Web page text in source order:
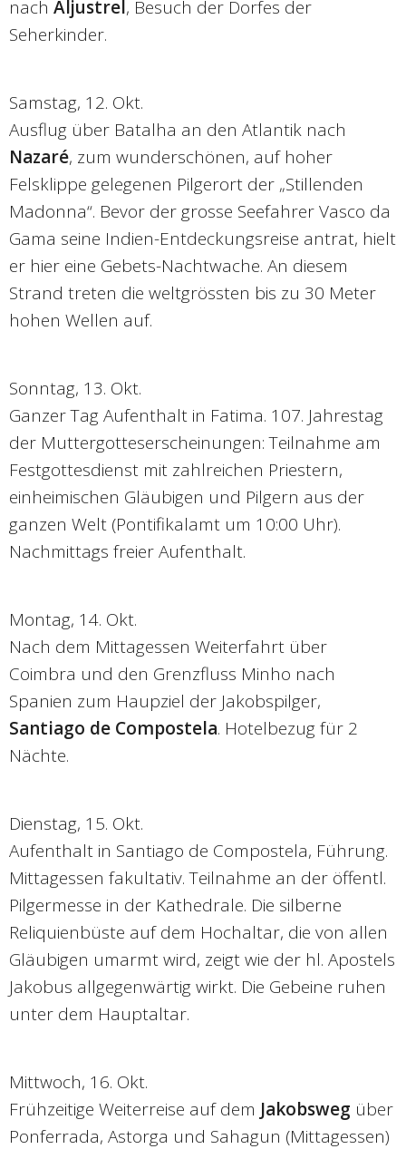
nach Aljustrel , Besuch der Dorfes der
Seherkinder.
Samstag, 12. Okt.
Ausflug über Batalha an den Atlantik nach
Nazaré, zum wunderschönen, auf hoher
Felsklippe gelegenen Pilgerort der „Stillenden
Madonna“. Bevor der grosse Seefahrer Vasco da
Gama seine Indien-Entdeckungsreise antrat, hielt
er hier eine Gebets-Nachtwache. An diesem
Strand treten die weltgrössten bis zu 30 Meter
hohen Wellen auf.
Sonntag, 13. Okt.
Ganzer Tag Aufenthalt in Fatima. 107. Jahrestag
der Muttergotteserscheinungen: Teilnahme am
Festgottesdienst mit zahlreichen Priestern,
einheimischen Gläubigen und Pilgern aus der
ganzen Welt (Pontifikalamt um 10:00 Uhr).
Nachmittags freier Aufenthalt.
Montag, 14. Okt.
Nach dem Mittagessen Weiterfahrt über
Coimbra und den Grenzfluss Minho nach
Spanien zum Haupziel der Jakobspilger,
Santiago de Compostela. Hotelbezug für 2
Nächte.
Dienstag, 15. Okt.
Aufenthalt in Santiago de Compostela, Führung.
Mittagessen fakultativ. Teilnahme an der öffentl.
Pilgermesse in der Kathedrale. Die silberne
Reliquienbüste auf dem Hochaltar, die von allen
Gläubigen umarmt wird, zeigt wie der hl. Apostels
Jakobus allgegenwärtig wirkt. Die Gebeine ruhen
unter dem Hauptaltar.
Mittwoch, 16. Okt.
Frühzeitige Weiterreise auf dem Jakobsweg über
Ponferrada, Astorga und Sahagun (Mittagessen)